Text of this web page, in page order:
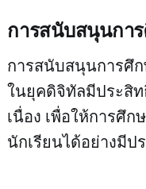
การสนับสนุนกา
การสนับสนุนการศึ
ในยุคดิจิทัลมีประสิ
เนื่อง เพื่อให้การศึ
นักเรียนได้อย่างมีป